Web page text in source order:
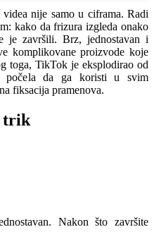
nije samo u ciframa. Radi
kako da frizura izgleda onako
je završili. Brz, jednostavan i
komplikovane proizvode koje
toga, TikTok je eksplodirao od
počela da ga koristi u svim
fiksacija pramenova.
trik
Nakon što završite